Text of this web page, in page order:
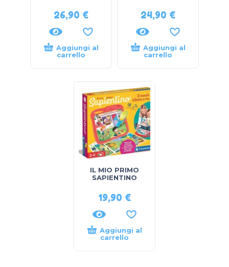
26,90 €
Aggiungi al
carrello
24,90 €
Aggiungi al
carrello
IL MIO PRIMO
SAPIENTINO
19,90 €
Aggiungi al
carrello